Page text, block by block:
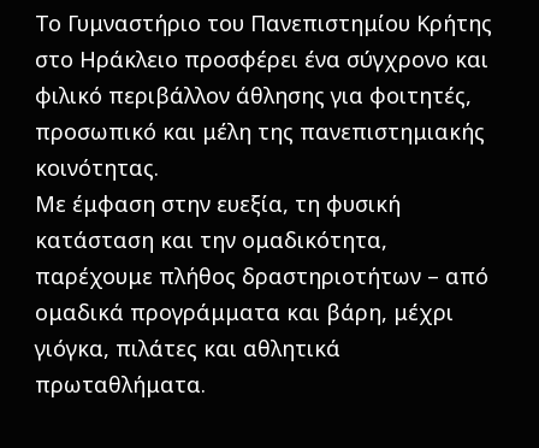
Το Γυμναστήριο του Πανεπιστημίου Κρήτης
στο Ηράκλειο προσφέρει ένα σύγχρονο και
φιλικό περιβάλλον άθλησης για φοιτητές,
προσωπικό και μέλη της πανεπιστημιακής
κοινότητας.
Με έμφαση στην ευεξία, τη φυσική
κατάσταση και την ομαδικότητα,
παρέχουμε πλήθος δραστηριοτήτων – από
ομαδικά προγράμματα και βάρη, μέχρι
γιόγκα, πιλάτες και αθλητικά
πρωταθλήματα.